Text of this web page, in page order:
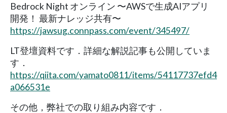
Bedrock Night オンライン 〜AWSで生成AIアプリ
開発！ 最新ナレッジ共有〜
https://jawsug.connpass.com/event/345497/
LT登壇資料です．詳細な解説記事も公開していま
す．
https://qiita.com/yamato0811/items/54117737efd4
a066531e
その他，弊社での取り組み内容です．